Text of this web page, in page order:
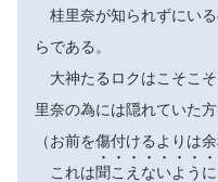
桂里奈が知られずにい
らである。
大神たるロクはこそこ
里奈の為には隠れていた方
（お前を傷付けるよりは余
これは聞

こ

え

な

い

よ

う

に
